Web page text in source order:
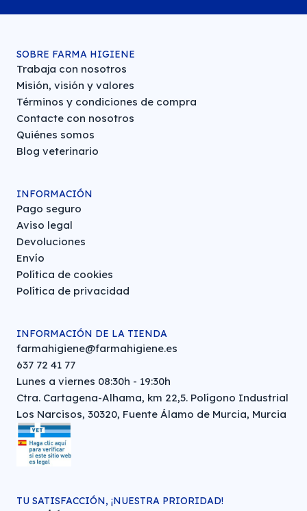
SOBRE FARMA HIGIENE
Trabaja con nosotros
Misión, visión y valores
Términos y condiciones de compra
Contacte con nosotros
Quiénes somos
Blog veterinario
INFORMACIÓN
Pago seguro
Aviso legal
Devoluciones
Envío
Política de cookies
Política de privacidad
INFORMACIÓN DE LA TIENDA
farmahigiene@farmahigiene.es
637 72 41 77
Lunes a viernes 08:30h - 19:30h
Ctra. Cartagena-Alhama, km 22,5. Polígono Industrial
Los Narcisos, 30320, Fuente Álamo de Murcia, Murcia
TU SATISFACCIÓN, ¡NUESTRA PRIORIDAD!